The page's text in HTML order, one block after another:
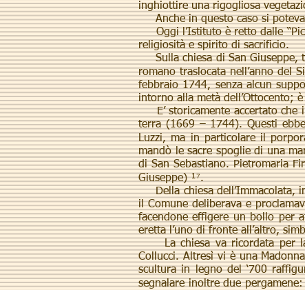
inghiottire una rigogliosa
Anche in questo caso si
Oggi l’Istituto è retto dalle
religiosità e spirito di sacrificio.
Sulla chiesa di San Giuseppe,
romano traslocata nell’anno del
febbraio 1744, senza alcun
intorno alla metà dell’Ottocento;
E’ storicamente accertato che
terra (1669 – 1744). Questi
Luzzi, ma in particolare il
mandò le sacre spoglie di una
di San Sebastiano. Pietromaria
Giuseppe) ¹⁷.
Della chiesa dell’Immacolata, in
il Comune deliberava e
facendone effigere un bollo per
eretta l’uno di fronte all’altro,
La chiesa va ricordata per la
Collucci. Altresì vi è una
scultura in legno del ‘700
segnalare inoltre due